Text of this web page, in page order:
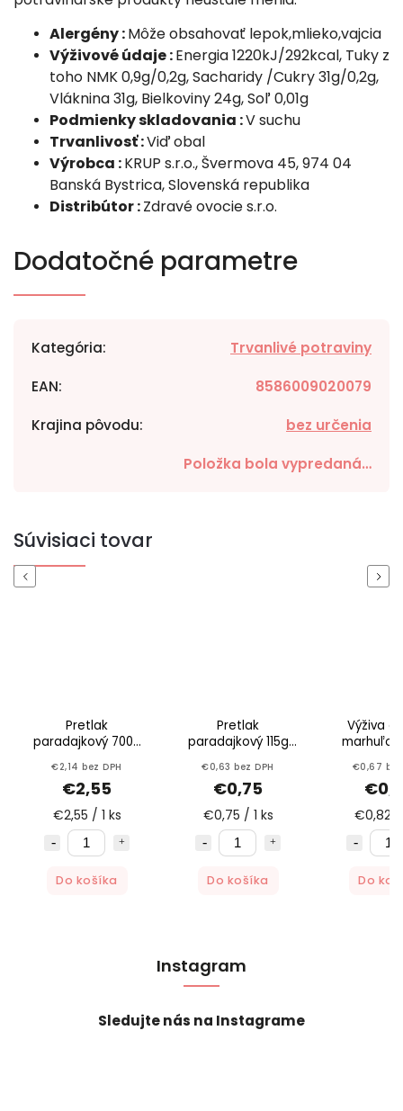
Alergény :Môže obsahovať lepok,mlieko,vajcia
Výživové údaje :Energia 1220kJ/292kcal, Tuky z
toho NMK 0,9g/0,2g, Sacharidy /Cukry 31g/0,2g,
Vláknina 31g, Bielkoviny 24g, Soľ 0,01g
Podmienky skladovania :V suchu
Trvanlivosť :Viď obal
Výrobca :KRUP s.r.o., Švermova 45, 974 04
Banská Bystrica, Slovenská republika
Distribútor :Zdravé ovocie s.r.o.
Dodatočné parametre
Kategória: Trvanlivé potraviny
EAN: 8586009020079
Krajina pôvodu: bez určenia
Položka bola vypredaná…
Súvisiaci tovar
Previous
Pretlak
paradajkový 700g
€2,14 bez DPH
€2,55
€2,55 / 1 ks
Do košíka
Pretlak
paradajkový 115g
€0,63 bez DPH
€0,75
€0,75 / 1 ks
Do košíka
Výživa
€0,67 bez
€0,82 /
Do
Next
Instagram
Sledujte nás na Instagrame